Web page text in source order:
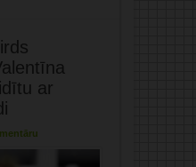
ar